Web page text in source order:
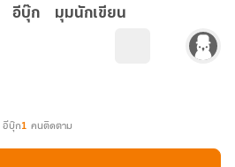
อีบุ๊ก มุมนักเขียน
อีบุ๊ก1 คนติดตาม